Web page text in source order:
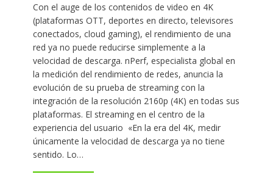
Con el auge de los contenidos de video en 4K
(plataformas OTT, deportes en directo, televisores
conectados, cloud gaming), el rendimiento de una
red ya no puede reducirse simplemente a la
velocidad de descarga. nPerf, especialista global en
la medición del rendimiento de redes, anuncia la
evolución de su prueba de streaming con la
integración de la resolución 2160p (4K) en todas sus
plataformas. El streaming en el centro de la
experiencia del usuario «En la era del 4K, medir
únicamente la velocidad de descarga ya no tiene
sentido. Lo…